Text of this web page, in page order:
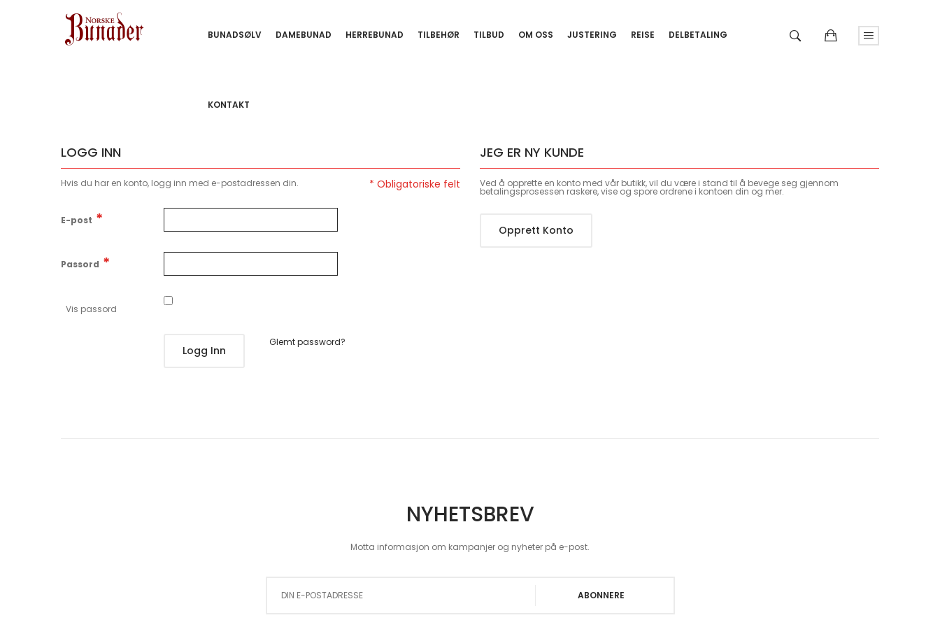
BUNADSØLV DAMEBUNAD HERREBUNAD TILBEHØR TILBUD OM OSS JUSTERING REISE DELBETALING
KONTAKT
LOGG INN
Hvis du har en konto, logg inn med e-postadressen din.
E-post
Passord
Vis passord
Logg Inn
Glemt password?
JEG ER NY KUNDE
Ved å opprette en konto med vår butikk, vil du være i stand til å bevege seg gjennom
betalingsprosessen raskere, vise og spore ordrene i kontoen din og mer.
Opprett Konto
NYHETSBREV
Motta informasjon om kampanjer og nyheter på e-post.
ABONNERE